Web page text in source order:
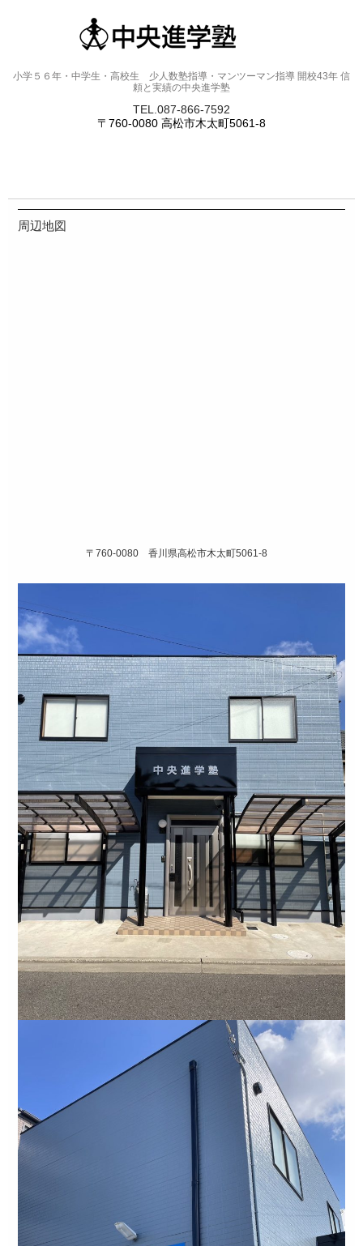
小学５６年・中学生・高校生 少人数塾指導・マンツーマン指導 開校43年 信
頼と実績の中央進学塾
TEL.087-866-7592
〒760-0080 高松市木太町5061-8
周辺地図
〒760-0080 香川県高松市木太町5061-8